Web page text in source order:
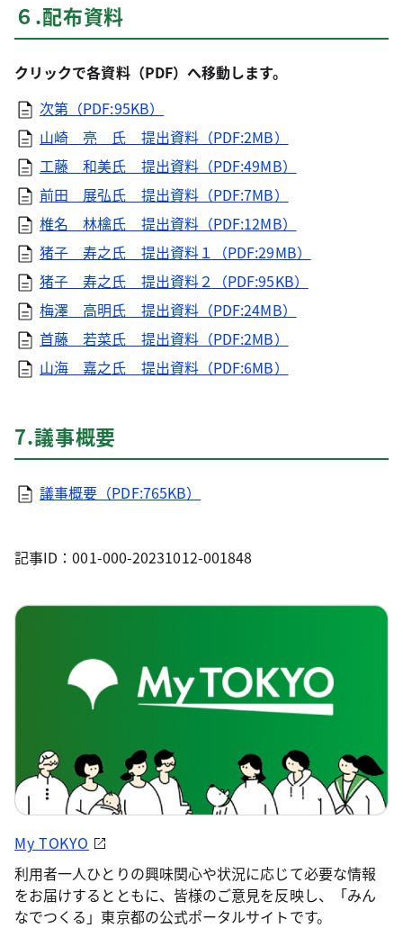
６.配布資料
クリックで各資料（PDF）へ移動します。
次第（PDF:95KB）
山崎 亮 氏 提出資料（PDF:2MB）
工藤 和美氏 提出資料（PDF:49MB）
前田 展弘氏 提出資料（PDF:7MB）
椎名 林檎氏 提出資料（PDF:12MB）
猪子 寿之氏 提出資料１（PDF:29MB）
猪子 寿之氏 提出資料２（PDF:95KB）
梅澤 高明氏 提出資料（PDF:24MB）
首藤 若菜氏 提出資料（PDF:2MB）
山海 嘉之氏 提出資料（PDF:6MB）
7.議事概要
議事概要（PDF:765KB）
記事ID：001-000-20231012-001848
My TOKYO
利用者一人ひとりの興味関心や状況に応じて必要な情報
をお届けするとともに、皆様のご意見を反映し、「みん
なでつくる」東京都の公式ポータルサイトです。